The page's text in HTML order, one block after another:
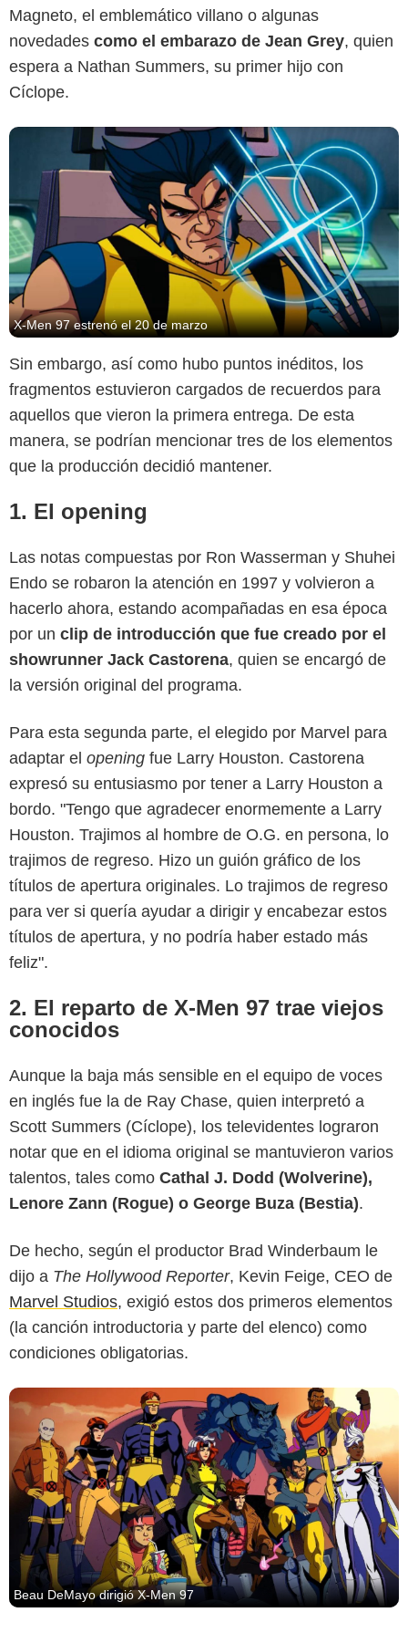
Magneto, el emblemático villano o algunas
novedades como el embarazo de Jean Grey, quien
espera a Nathan Summers, su primer hijo con
Cíclope.
X-Men 97 estrenó el 20 de marzo
Sin embargo, así como hubo puntos inéditos, los
fragmentos estuvieron cargados de recuerdos para
aquellos que vieron la primera entrega. De esta
manera, se podrían mencionar tres de los elementos
que la producción decidió mantener.
1. El opening
Las notas compuestas por Ron Wasserman y Shuhei
Endo se robaron la atención en 1997 y volvieron a
hacerlo ahora, estando acompañadas en esa época
por un clip de introducción que fue creado por el
showrunner Jack Castorena, quien se encargó de
la versión original del programa.
Para esta segunda parte, el elegido por Marvel para
adaptar el opening fue Larry Houston. Castorena
expresó su entusiasmo por tener a Larry Houston a
bordo. "Tengo que agradecer enormemente a Larry
Houston. Trajimos al hombre de O.G. en persona, lo
trajimos de regreso. Hizo un guión gráfico de los
títulos de apertura originales. Lo trajimos de regreso
para ver si quería ayudar a dirigir y encabezar estos
títulos de apertura, y no podría haber estado más
feliz".
2. El reparto de X-Men 97 trae viejos
conocidos
Aunque la baja más sensible en el equipo de voces
en inglés fue la de Ray Chase, quien interpretó a
Scott Summers (Cíclope), los televidentes lograron
notar que en el idioma original se mantuvieron varios
talentos, tales como Cathal J. Dodd (Wolverine),
Lenore Zann (Rogue) o George Buza (Bestia).
De hecho, según el productor Brad Winderbaum le
dijo a The Hollywood Reporter, Kevin Feige, CEO de
Marvel Studios, exigió estos dos primeros elementos
(la canción introductoria y parte del elenco) como
condiciones obligatorias.
Disney Plus
Beau DeMayo dirigió X-Men 97